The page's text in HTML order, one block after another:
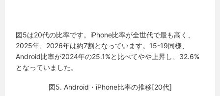
図5は20代の比率です。iPhone比率が全世代で最も高く、
2025年、2026年は約7割となっています。15-19同様、
Android比率が2024年の25.1%と比べてやや上昇し、32.6%
となっていました。
図5. Android・iPhone比率の推移[20代]